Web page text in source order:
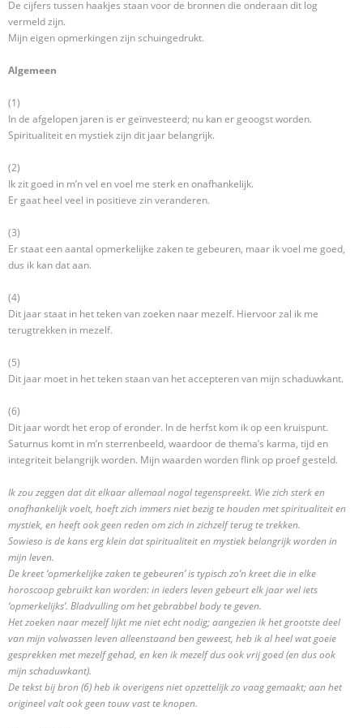
De cijfers tussen haakjes staan voor de bronnen die onderaan dit log
vermeld zijn.
Mijn eigen opmerkingen zijn schuingedrukt.
Algemeen
(1)
In de afgelopen jaren is er geïnvesteerd; nu kan er geoogst worden.
Spiritualiteit en mystiek zijn dit jaar belangrijk.
(2)
Ik zit goed in m’n vel en voel me sterk en onafhankelijk.
Er gaat heel veel in positieve zin veranderen.
(3)
Er staat een aantal opmerkelijke zaken te gebeuren, maar ik voel me goed,
dus ik kan dat aan.
(4)
Dit jaar staat in het teken van zoeken naar mezelf. Hiervoor zal ik me
terugtrekken in mezelf.
(5)
Dit jaar moet in het teken staan van het accepteren van mijn schaduwkant.
(6)
Dit jaar wordt het erop of eronder. In de herfst kom ik op een kruispunt.
Saturnus komt in m’n sterrenbeeld, waardoor de thema’s karma, tijd en
integriteit belangrijk worden. Mijn waarden worden flink op proef gesteld.
Ik zou zeggen dat dit elkaar allemaal nogal tegenspreekt. Wie zich sterk en
onafhankelijk voelt, hoeft zich immers niet bezig te houden met spiritualiteit en
mystiek, en heeft ook geen reden om zich in zichzelf terug te trekken.
Sowieso is de kans erg klein dat spiritualiteit en mystiek belangrijk worden in
mijn leven.
De kreet ‘opmerkelijke zaken te gebeuren’ is typisch zo’n kreet die in elke
horoscoop gebruikt kan worden: in ieders leven gebeurt elk jaar wel iets
‘opmerkelijks’. Bladvulling om het gebrabbel body te geven.
Het zoeken naar mezelf lijkt me niet echt nodig; aangezien ik het grootste deel
van mijn volwassen leven alleenstaand ben geweest, heb ik al heel wat goeie
gesprekken met mezelf gehad, en ken ik mezelf dus ook vrij goed (en dus ook
mijn schaduwkant).
De tekst bij bron (6) heb ik overigens niet opzettelijk zo vaag gemaakt; aan het
origineel valt ook geen touw vast te knopen.